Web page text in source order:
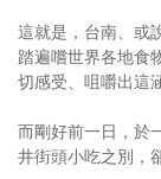
活動實況記錄
合作與代言
這就是，台南、或
踏遍嚐世界各地食
切感受、咀嚼出這
而剛好前一日，於
井街頭小吃之別，